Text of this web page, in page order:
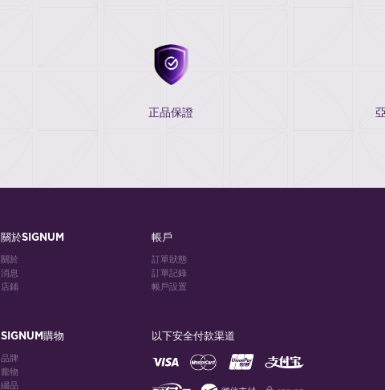
正品保證
關於SIGNUM
關於
消息
店鋪
SIGNUM購物
品牌
龐物
綴品
帳戶
訂單狀態
訂單記錄
帳戶設置
以下安全付款渠道